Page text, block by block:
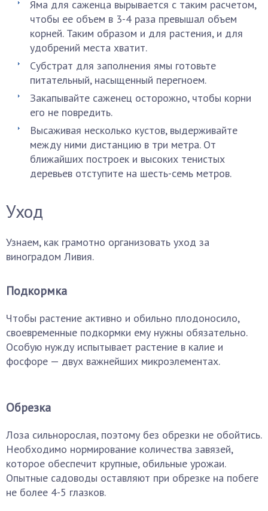
Яма для саженца вырывается с таким расчетом,
чтобы ее объем в 3-4 раза превышал объем
корней. Таким образом и для растения, и для
удобрений места хватит.
Субстрат для заполнения ямы готовьте
питательный, насыщенный перегноем.
Закапывайте саженец осторожно, чтобы корни
его не повредить.
Высаживая несколько кустов, выдерживайте
между ними дистанцию в три метра. От
ближайших построек и высоких тенистых
деревьев отступите на шесть-семь метров.
Уход
Узнаем, как грамотно организовать уход за
виноградом Ливия.
Подкормка
Чтобы растение активно и обильно плодоносило,
своевременные подкормки ему нужны обязательно.
Особую нужду испытывает растение в калие и
фосфоре — двух важнейших микроэлементах.
Обрезка
Лоза сильнорослая, поэтому без обрезки не обойтись.
Необходимо нормирование количества завязей,
которое обеспечит крупные, обильные урожаи.
Опытные садоводы оставляют при обрезке на побеге
не более 4-5 глазков.